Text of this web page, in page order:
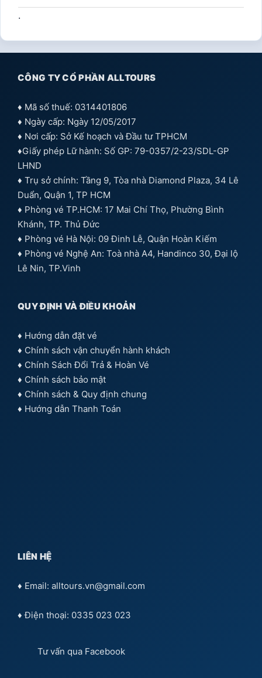
.
CÔNG TY CỔ PHẦN ALLTOURS
♦ Mã số thuế: 0314401806
♦ Ngày cấp: Ngày 12/05/2017
♦ Nơi cấp: Sở Kế hoạch và Đầu tư TPHCM
♦Giấy phép Lữ hành: Số GP: 79-0357/2-23/SDL-GP
LHND
♦ Trụ sở chính: Tầng 9, Tòa nhà Diamond Plaza, 34 Lê
Duẩn, Quận 1, TP HCM
♦ Phòng vé TP.HCM: 17 Mai Chí Thọ, Phường Bình
Khánh, TP. Thủ Đức
♦ Phòng vé Hà Nội: 09 Đinh Lễ, Quận Hoàn Kiếm
♦ Phòng vé Nghệ An: Toà nhà A4, Handinco 30, Đại lộ
Lê Nin, TP.Vinh
QUY ĐỊNH VÀ ĐIỀU KHOẢN
♦ Hướng dẫn đặt vé
♦ Chính sách vận chuyển hành khách
♦ Chính Sách Đổi Trả & Hoàn Vé
♦ Chính sách bảo mật
♦ Chính sách & Quy định chung
♦ Hướng dẫn Thanh Toán
LIÊN HỆ
♦ Email: alltours.vn@gmail.com
♦ Điện thoại: 0335 023 023
Tư vấn qua Facebook